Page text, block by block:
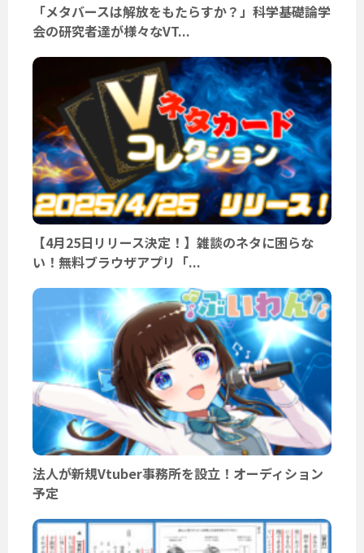
「メタバースは解放をもたらすか？」科学基礎論学
会の研究者達が様々なVT...
【4月25日リリース決定！】雑談のネタに困らな
い！無料ブラウザアプリ「...
法人が新規Vtuber事務所を設立！オーディション
予定